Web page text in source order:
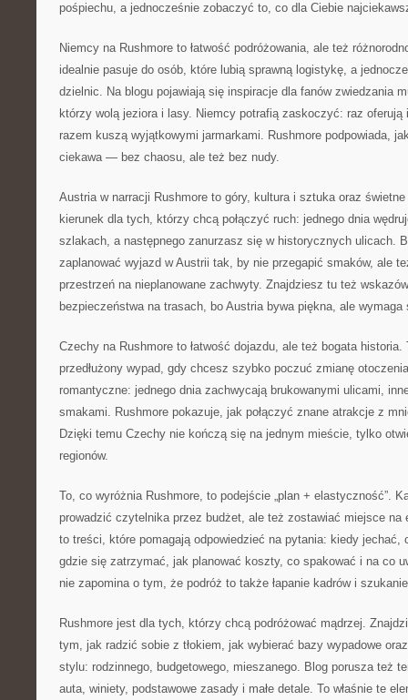
pośpiechu, a jednocześnie zobaczyć to, co dla Ciebie
Niemcy na Rushmore to łatwość podróżowania, ale też
idealnie pasuje do osób, które lubią sprawną logistykę, a
dzielnic. Na blogu pojawiają się inspiracje dla fanów zwiedzania
którzy wolą jeziora i lasy. Niemcy potrafią zaskoczyć: raz oferują
razem kuszą wyjątkowymi jarmarkami. Rushmore podpowiada,
ciekawa — bez chaosu, ale też bez nudy.
Austria w narracji Rushmore to góry, kultura i sztuka oraz
kierunek dla tych, którzy chcą połączyć ruch: jednego dnia
szlakach, a następnego zanurzasz się w historycznych ulicach.
zaplanować wyjazd w Austrii tak, by nie przegapić smaków, ale
przestrzeń na nieplanowane zachwyty. Znajdziesz tu też
bezpieczeństwa na trasach, bo Austria bywa piękna, ale wymaga
Czechy na Rushmore to łatwość dojazdu, ale też bogata historia.
przedłużony wypad, gdy chcesz szybko poczuć zmianę
romantyczne: jednego dnia zachwycają brukowanymi ulicami,
smakami. Rushmore pokazuje, jak połączyć znane atrakcje z
Dzięki temu Czechy nie kończą się na jednym mieście, tylko
regionów.
To, co wyróżnia Rushmore, to podejście „plan + elastyczność”.
prowadzić czytelnika przez budżet, ale też zostawiać miejsce na
to treści, które pomagają odpowiedzieć na pytania: kiedy
gdzie się zatrzymać, jak planować koszty, co spakować i na co
nie zapomina o tym, że podróż to także łapanie kadrów i
Rushmore jest dla tych, którzy chcą podróżować mądrzej.
tym, jak radzić sobie z tłokiem, jak wybierać bazy wypadowe
stylu: rodzinnego, budgetowego, mieszanego. Blog porusza też
auta, winiety, podstawowe zasady i małe detale. To właśnie te